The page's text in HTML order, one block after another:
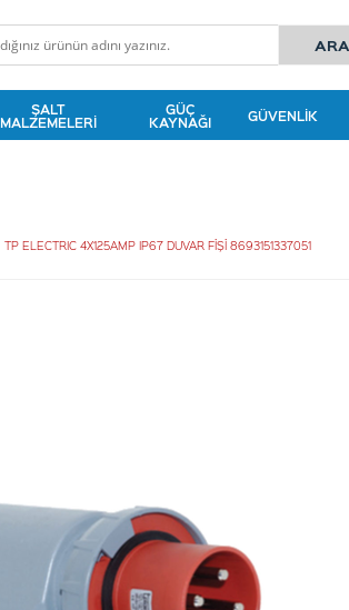
ŞALT
MALZEMELERI
GÜÇ
KAYNAĞI GÜVENLIK
TP ELECTRIC 4X125AMP IP67 DUVAR FİŞİ 8693151337051